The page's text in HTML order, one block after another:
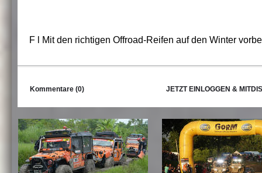
F l Mit den richtigen Offroad-Reifen auf den Winter
Kommentare (0) JETZT EINLOGGEN &